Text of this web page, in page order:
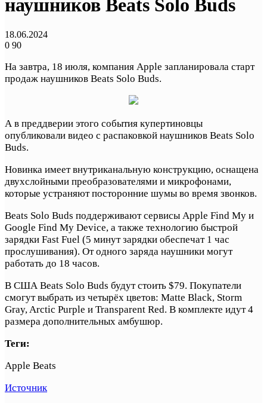
наушников Beats Solo Buds
18.06.2024
0 90
На завтра, 18 июля, компания Apple запланировала старт
продаж наушников Beats Solo Buds.
А в преддверии этого события купертиновцы
опубликовали видео с распаковкой наушников Beats Solo
Buds.
Новинка имеет внутриканальную конструкцию, оснащена
двухслойными преобразователями и микрофонами,
которые устраняют посторонние шумы во время звонков.
Beats Solo Buds поддерживают сервисы Apple Find My и
Google Find My Device, а также технологию быстрой
зарядки Fast Fuel (5 минут зарядки обеспечат 1 час
прослушивания). От одного заряда наушники могут
работать до 18 часов.
В США Beats Solo Buds будут стоить $79. Покупатели
смогут выбрать из четырёх цветов: Matte Black, Storm
Gray, Arctic Purple и Transparent Red. В комплекте идут 4
размера дополнительных амбушюр.
Теги:
Apple Beats
Источник